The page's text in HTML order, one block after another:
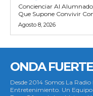
Concienciar Al
Que Supone Convivir Con
Agosto 8, 2026
ONDA
Desde 2014 Somos La
Entretenimiento. Un